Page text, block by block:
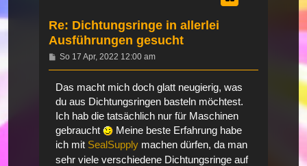
Re: Dichtungsringe in allerlei
Ausführungen gesucht
Beitrag
So 17 Apr, 2022 12:00 am
Das macht mich doch glatt neugierig, was
du aus Dichtungsringen basteln möchtest.
Ich hab die tatsächlich nur für Maschinen
gebraucht
Meine beste Erfahrung habe
ich mit SealSupply machen dürfen, da man
sehr viele verschiedene Dichtungsringe auf